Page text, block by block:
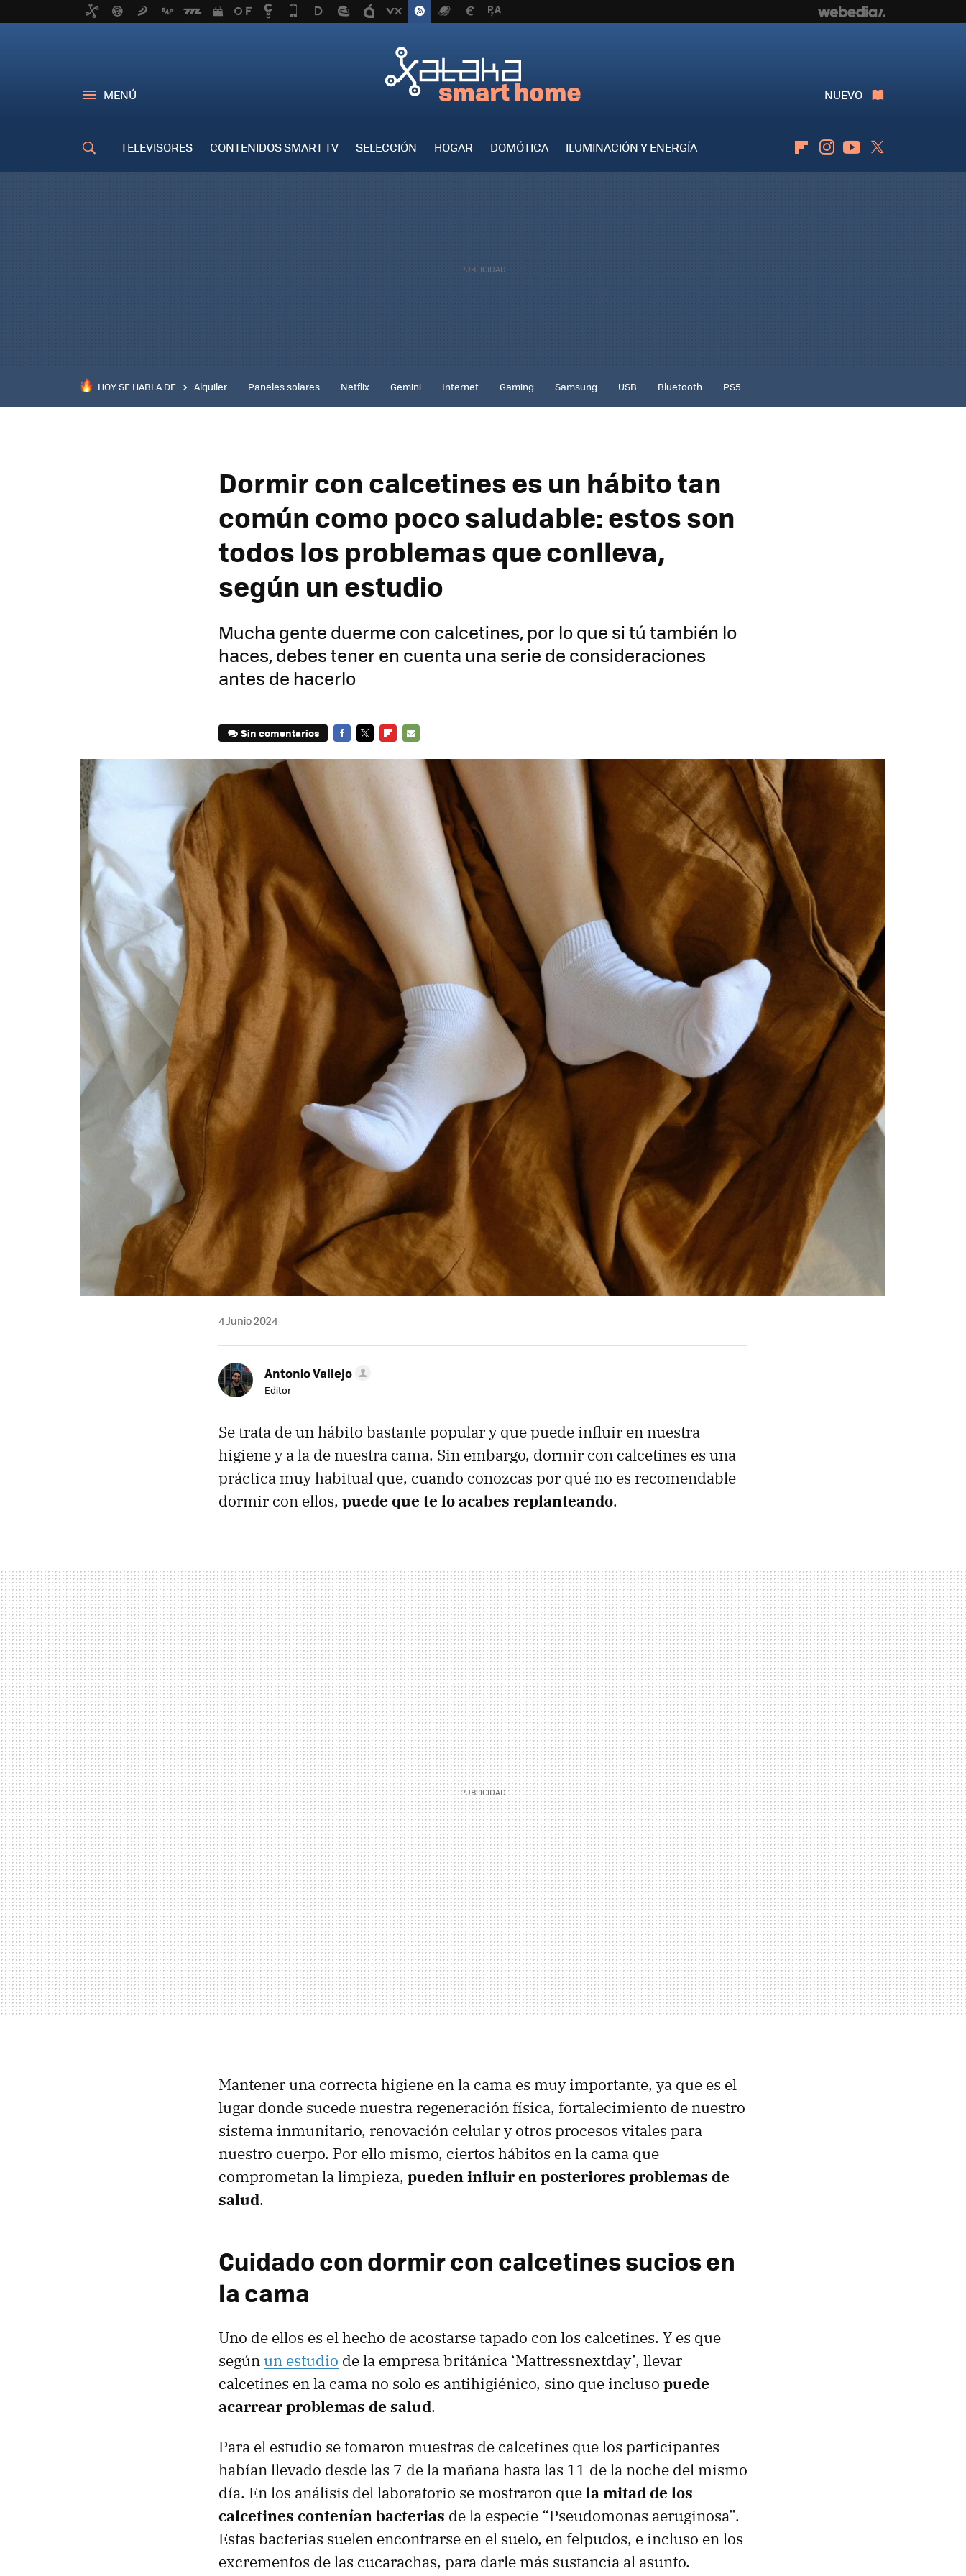
MENÚ NUEVO
TELEVISORES CONTENIDOS SMART TV SELECCIÓN HOGAR DOMÓTICA
ILUMINACIÓN Y ENERGÍA
FlipboardInstagramYoutube
HOY SE HABLA DE Alquiler Paneles solares Netflix Gemini Internet Gaming Samsung USB Bluetooth PS5
Dormir con calcetines es un hábito tan
común como poco saludable: estos son
todos los problemas que conlleva,
según un estudio
Mucha gente duerme con calcetines, por lo que si tú también lo
haces, debes tener en cuenta una serie de consideraciones
antes de hacerlo
Sin comentarios
MAIL
4 Junio 2024
Antonio Vallejo
Editor
Se trata de un hábito bastante popular y que puede influir en nuestra
higiene y a la de nuestra cama. Sin embargo, dormir con calcetines es una
práctica muy habitual que, cuando conozcas por qué no es recomendable
dormir con ellos, puede que te lo acabes replanteando.
Mantener una correcta higiene en la cama es muy importante, ya que es el
lugar donde sucede nuestra regeneración física, fortalecimiento de nuestro
sistema inmunitario, renovación celular y otros procesos vitales para
nuestro cuerpo. Por ello mismo, ciertos hábitos en la cama que
comprometan la limpieza, pueden influir en posteriores problemas de
salud.
Cuidado con dormir con calcetines sucios en
la cama
Uno de ellos es el hecho de acostarse tapado con los calcetines. Y es que
segúnun estudio de la empresa británica ‘Mattressnextday’, llevar
calcetines en la cama no solo es antihigiénico, sino que incluso puede
acarrear problemas de salud.
Para el estudio se tomaron muestras de calcetines que los participantes
habían llevado desde las 7 de la mañana hasta las 11 de la noche del mismo
día. En los análisis del laboratorio se mostraron quela mitad de los
calcetines contenían bacterias de la especie “Pseudomonas aeruginosa”.
Estas bacterias suelen encontrarse en el suelo, en felpudos, e incluso en los
excrementos de las cucarachas, para darle más sustancia al asunto.